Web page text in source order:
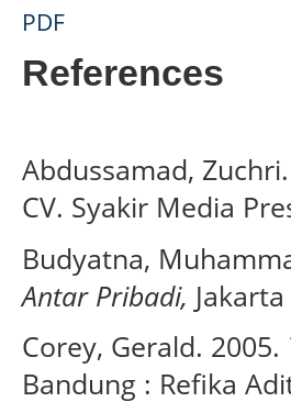
PDF
References
Abdussamad,
CV. Syakir Media
Budyatna,
Antar Pribadi,
Corey, Gerald. 2005.
Bandung : Refika